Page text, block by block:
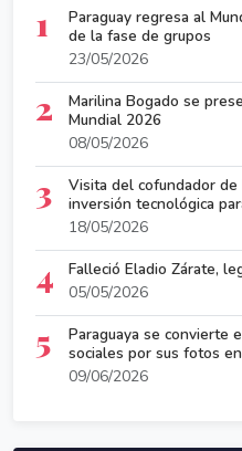
1
Paraguay regresa al
de la fase de grupos
23/05/2026
2
Marilina Bogado se
Mundial 2026
08/05/2026
3
Visita del cofundador
inversión tecnológica
18/05/2026
4
Falleció Eladio Zárate,
05/05/2026
5
Paraguaya se convierte
sociales por sus fotos
09/06/2026